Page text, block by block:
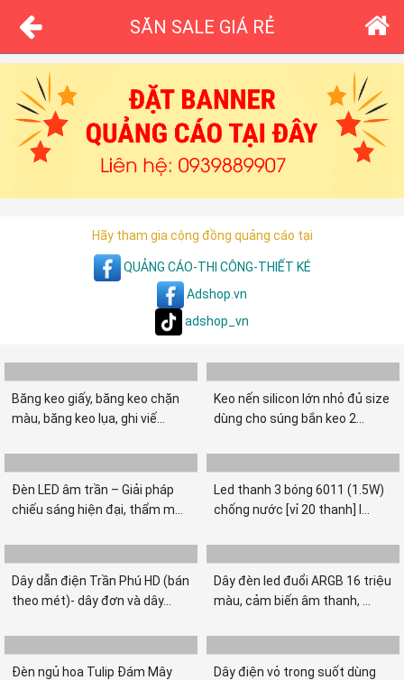
SĂN SALE GIÁ RẺ
Hãy tham gia cộng đồng quảng cáo tại
QUẢNG CÁO-THI CÔNG-THIẾT KÉ
Adshop.vn
adshop_vn
Băng keo giấy, băng keo chặn
màu, băng keo lụa, ghi viế...
Keo nến silicon lớn nhỏ đủ size
dùng cho súng bắn keo 2...
Đèn LED âm trần – Giải pháp
chiếu sáng hiện đại, thẩm m...
Led thanh 3 bóng 6011 (1.5W)
chống nước [vỉ 20 thanh] l...
Dây dẫn điện Trần Phú HD (bán
theo mét)- dây đơn và dây...
Dây đèn led đuổi ARGB 16 triệu
màu, cảm biến âm thanh, ...
Đèn ngủ hoa Tulip Đám Mây
Dây điện vỏ trong suốt dùng